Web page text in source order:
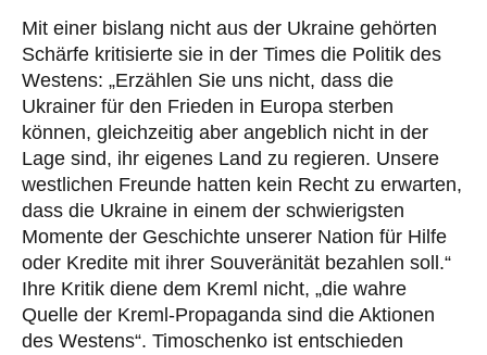
Mit einer bislang nicht aus der Ukraine gehörten
Schärfe kritisierte sie in der Times die Politik des
Westens: „Erzählen Sie uns nicht, dass die
Ukrainer für den Frieden in Europa sterben
können, gleichzeitig aber angeblich nicht in der
Lage sind, ihr eigenes Land zu regieren. Unsere
westlichen Freunde hatten kein Recht zu erwarten,
dass die Ukraine in einem der schwierigsten
Momente der Geschichte unserer Nation für Hilfe
oder Kredite mit ihrer Souveränität bezahlen soll.“
Ihre Kritik diene dem Kreml nicht, „die wahre
Quelle der Kreml-Propaganda sind die Aktionen
des Westens“. Timoschenko ist entschieden